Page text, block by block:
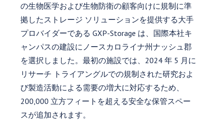
の生物医学および生物防衛の顧客向けに規制に準
拠したストレージ ソリューションを提供する大手
プロバイダーである GXP-Storage は、国際本社キ
ャンパスの建設にノースカロライナ州ナッシュ郡
を選択しました。最初の施設では、2024 年 5 月に
リサーチ トライアングルでの規制された研究およ
び製造活動による需要の増大に対応するため、
200,000 立方フィートを超える安全な保管スペー
スが追加されます。